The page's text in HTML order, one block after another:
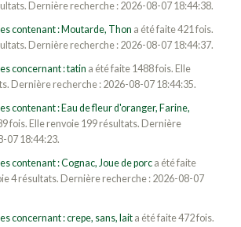
Dernière recherche : 2026-08-07 18:44:38.
contenant : Moutarde, Thon a été faite 421 fois.
Dernière recherche : 2026-08-07 18:44:37.
concernant : tatin a été faite 1488 fois. Elle
Dernière recherche : 2026-08-07 18:44:35.
contenant : Eau de fleur d'oranger, Farine,
fois. Elle renvoie 199 résultats. Dernière
07 18:44:23.
contenant : Cognac, Joue de porca été faite
4 résultats. Dernière recherche : 2026-08-07
concernant : crepe, sans, laita été faite 472 fois.